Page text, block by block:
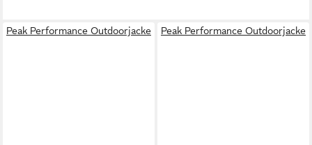
Peak Performance Outdoorjacke Peak Performance Outdoorjacke